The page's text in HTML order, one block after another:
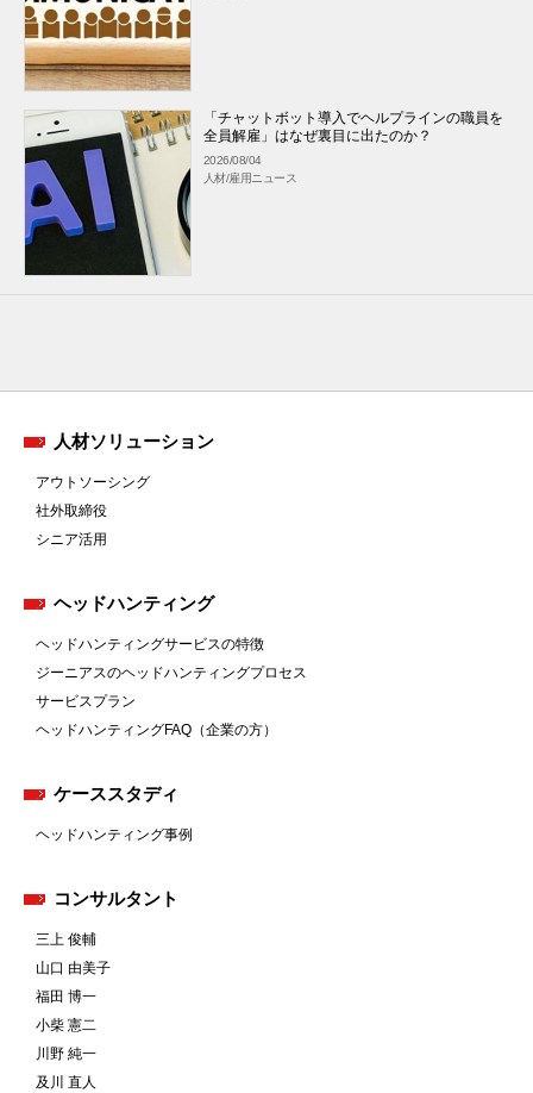
「チャットボット導入でヘルプラインの職員を
全員解雇」はなぜ裏目に出たのか？
2026/08/04
人材/雇用ニュース
人材ソリューション
アウトソーシング
社外取締役
シニア活用
ヘッドハンティング
ヘッドハンティングサービスの特徴
ジーニアスのヘッドハンティングプロセス
サービスプラン
ヘッドハンティングFAQ（企業の方）
ケーススタディ
ヘッドハンティング事例
コンサルタント
三上 俊輔
山口 由美子
福田 博一
小柴 憲二
川野 純一
及川 直人